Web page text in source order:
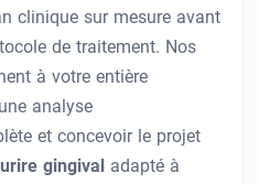
clinique sur mesure avant
de traitement. Nos
à votre entière
analyse
et concevoir le projet
gingival adapté à